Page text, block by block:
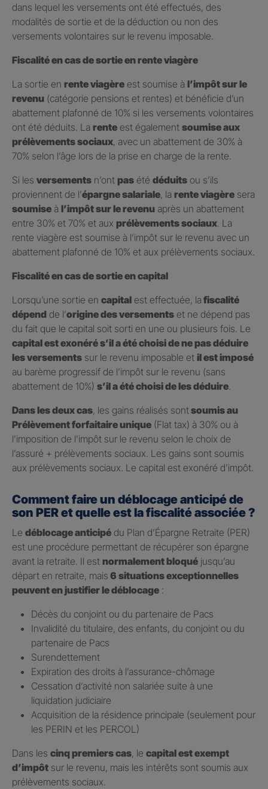
dans lequel les versements ont été effectués, des
modalités de sortie et de la déduction ou non des
versements volontaires sur le revenu imposable.
Fiscalité en cas de sortie en rente viagère
La sortie en rente viagère est soumise à l’impôt sur le
revenu (catégorie pensions et rentes) et bénéficie d’un
abattement plafonné de 10% si les versements volontaires
ont été déduits. La rente est également soumise aux
prélèvements sociaux, avec un abattement de 30% à
70% selon l’âge lors de la prise en charge de la rente.
Si les versements n’ont pas été déduits ou s’ils
proviennent de l’épargne salariale, la rente viagère sera
soumise à l’impôt sur le revenu après un abattement
entre 30% et 70% et aux prélèvements sociaux. La
rente viagère est soumise à l’impôt sur le revenu avec un
abattement plafonné de 10% et aux prélèvements sociaux.
Fiscalité en cas de sortie en capital
Lorsqu’une sortie en capital est effectuée, lafiscalité
dépend de l’origine des versements et ne dépend pas
du fait que le capital soit sorti en une ou plusieurs fois. Le
capital est exonéré s’il a été choisi de ne pas déduire
les versements sur le revenu imposable et il est imposé
au barème progressif de l’impôt sur le revenu (sans
abattement de 10%) s’il a été choisi de les déduire.
Dans les deux cas, les gains réalisés sontsoumis au
Prélèvement forfaitaire unique (Flat tax) à 30% ou à
l’imposition de l’impôt sur le revenu selon le choix de
l’assuré + prélèvements sociaux. Les gains sont soumis
aux prélèvements sociaux. Le capital est exonéré d’impôt.
Comment faire un déblocage anticipé de
son PER et quelle est la fiscalité associée ?
Le déblocage anticipé du Plan d’Épargne Retraite (PER)
est une procédure permettant de récupérer son épargne
avant la retraite. Il est normalement bloqué jusqu’au
départ en retraite, mais 6 situations exceptionnelles
peuvent en justifier le déblocage :
Décès du conjoint ou du partenaire de Pacs
Invalidité du titulaire, des enfants, du conjoint ou du
partenaire de Pacs
Surendettement
Expiration des droits à l’assurance-chômage
Cessation d’activité non salariée suite à une
liquidation judiciaire
Acquisition de la résidence principale (seulement pour
les PERIN et les PERCOL)
Dans les cinq premiers cas, le capital est exempt
d’impôt sur le revenu, mais les intérêts sont soumis aux
prélèvements sociaux.